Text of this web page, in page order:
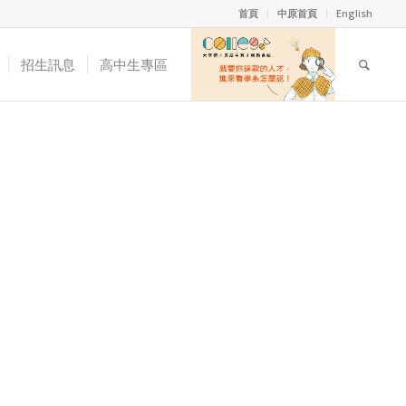
首頁 中原首頁 English
招生訊息 高中生專區